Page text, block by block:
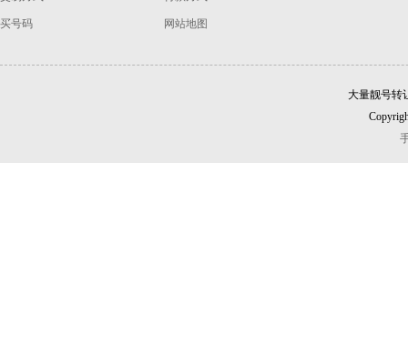
买号码 网站地图
大量靓号转